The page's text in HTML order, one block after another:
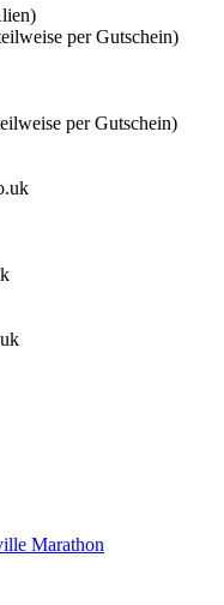
per Gutschein)
per Gutschein)
Marathon